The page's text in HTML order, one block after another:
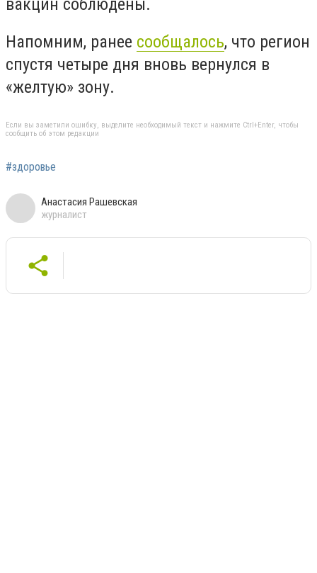
Напомним, ранее сообщалось, что регион
спустя четыре дня вновь вернулся в
«желтую» зону.
Если вы заметили ошибку, выделите необходимый текст и нажмите Ctrl+Enter, чтобы
сообщить об этом редакции
#здоровье
Анастасия Рашевская
журналист